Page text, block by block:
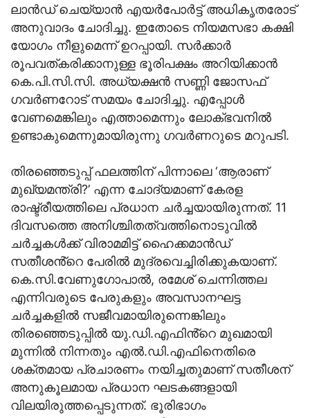
ലാൻഡ് ചെയ്യാൻ എയർപോർട്ട് അധികൃതരോട്
അനുവാദം ചോദിച്ചു. ഇതോടെ നിയമസഭാ കക്ഷി
യോഗം നീളുമെന്ന് ഉറപ്പായി. സർക്കാർ
രൂപവത്കരിക്കാനുള്ള ഭൂരിപക്ഷം അറിയിക്കാൻ
കെ.പി.സി.സി. അധ്യക്ഷൻ സണ്ണി ജോസഫ്
ഗവർണറോട് സമയം ചോദിച്ചു. എപ്പോൾ
വേണമെങ്കിലും എത്താമെന്നും ലോക്ഭവനിൽ
ഉണ്ടാകുമെന്നുമായിരുന്നു ഗവർണറുടെ മറുപടി.
തിരഞ്ഞെടുപ്പ് ഫലത്തിന് പിന്നാലെ ‘ആരാണ്
മുഖ്യമന്ത്രി?’ എന്ന ചോദ്യമാണ് കേരള
രാഷ്ട്രീയത്തിലെ പ്രധാന ചർച്ചയായിരുന്നത്. 11
ദിവസത്തെ അനിശ്ചിതത്വത്തിനൊടുവിൽ
ചർച്ചകൾക്ക് വിരാമമിട്ട് ഹൈക്കമാൻഡ്
സതീശൻ്റെ പേരിൽ മുദ്രവെച്ചിരിക്കുകയാണ്.
കെ.സി.വേണുഗോപാൽ, രമേശ് ചെന്നിത്തല
എന്നിവരുടെ പേരുകളും അവസാനഘട്ട
ചർച്ചകളിൽ സജീവമായിരുന്നെങ്കിലും
തിരഞ്ഞെടുപ്പിൽ യു.ഡി.എഫിൻ്റെ മുഖമായി
മുന്നിൽ നിന്നതും എൽ.ഡി.എഫിനെതിരെ
ശക്തമായ പ്രചാരണം നയിച്ചതുമാണ് സതീശന്
അനുകൂലമായ പ്രധാന ഘടകങ്ങളായി
വിലയിരുത്തപ്പെടുന്നത്. ഭൂരിഭാഗം